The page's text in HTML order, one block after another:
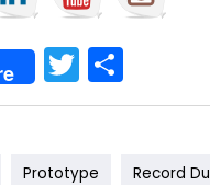
Twitter
Prototype Record Du